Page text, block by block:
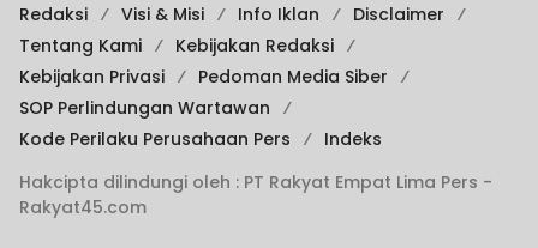
Redaksi Visi & Misi Info Iklan
Disclaimer
Tentang Kami
Kebijakan Redaksi
Kebijakan Privasi
Pedoman Media Siber
SOP Perlindungan Wartawan
Kode Perilaku Perusahaan Pers
Indeks
Hakcipta dilindungi oleh : PT Rakyat Empat Lima Pers -
Rakyat45.com